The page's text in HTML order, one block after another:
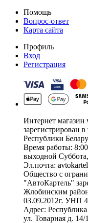
Помощь
Вопрос-ответ
Карта сайта
Профиль
Вход
Регистрация
Интернет
зарегистрирован
Республики
Время работы:
выходной
Эл.почта:
Общество с
"АвтоКартель"
Жлобинским
03.09.2012г. УНП
Адрес:
ул. Товарная д. 14/